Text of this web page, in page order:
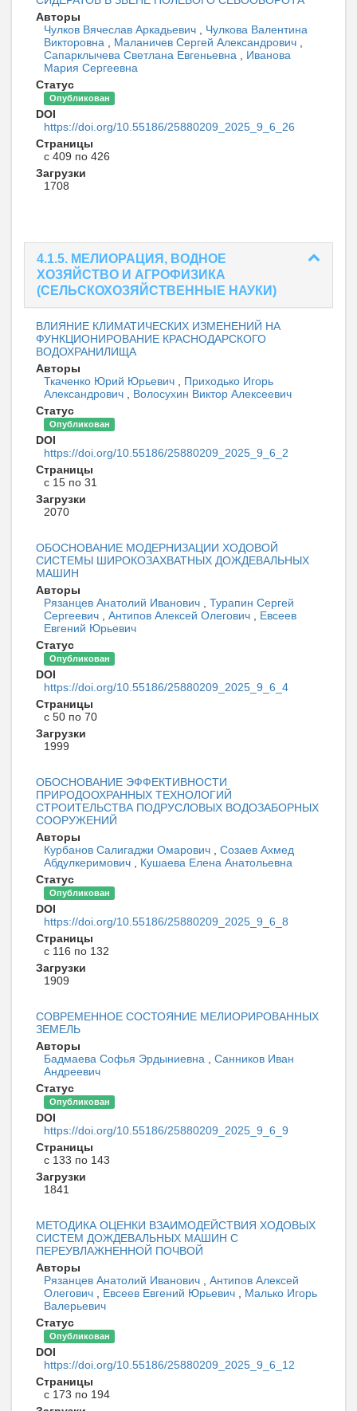
Авторы
Чулков Вячеслав Аркадьевич
Чулкова Валентина
Викторовна
Маланичев Сергей Александрович
Сапарклычева Светлана Евгеньевна
Иванова
Мария Сергеевна
Статус
Опубликован
DOI
https://doi.org/10.55186/25880209_2025_9_6_26
Страницы
с 409 по 426
Загрузки
1708
4.1.5. МЕЛИОРАЦИЯ, ВОДНОЕ
ХОЗЯЙСТВО И АГРОФИЗИКА
(СЕЛЬСКОХОЗЯЙСТВЕННЫЕ НАУКИ)
ВЛИЯНИЕ КЛИМАТИЧЕСКИХ ИЗМЕНЕНИЙ НА
ФУНКЦИОНИРОВАНИЕ КРАСНОДАРСКОГО
ВОДОХРАНИЛИЩА
Авторы
Ткаченко Юрий Юрьевич
Приходько Игорь
Александрович
Волосухин Виктор Алексеевич
Статус
Опубликован
DOI
https://doi.org/10.55186/25880209_2025_9_6_2
Страницы
с 15 по 31
Загрузки
2070
ОБОСНОВАНИЕ МОДЕРНИЗАЦИИ ХОДОВОЙ
СИСТЕМЫ ШИРОКОЗАХВАТНЫХ ДОЖДЕВАЛЬНЫХ
МАШИН
Авторы
Рязанцев Анатолий Иванович
Турапин Сергей
Сергеевич
Антипов Алексей Олегович
Евсеев
Евгений Юрьевич
Статус
Опубликован
DOI
https://doi.org/10.55186/25880209_2025_9_6_4
Страницы
с 50 по 70
Загрузки
1999
ОБОСНОВАНИЕ ЭФФЕКТИВНОСТИ
ПРИРОДООХРАННЫХ ТЕХНОЛОГИЙ
СТРОИТЕЛЬСТВА ПОДРУСЛОВЫХ ВОДОЗАБОРНЫХ
СООРУЖЕНИЙ
Авторы
Курбанов Салигаджи Омарович
Созаев Ахмед
Абдулкеримович
Кушаева Елена Анатольевна
Статус
Опубликован
DOI
https://doi.org/10.55186/25880209_2025_9_6_8
Страницы
с 116 по 132
Загрузки
1909
СОВРЕМЕННОЕ СОСТОЯНИЕ МЕЛИОРИРОВАННЫХ
ЗЕМЕЛЬ
Авторы
Бадмаева Софья Эрдыниевна
Санников Иван
Андреевич
Статус
Опубликован
DOI
https://doi.org/10.55186/25880209_2025_9_6_9
Страницы
с 133 по 143
Загрузки
1841
МЕТОДИКА ОЦЕНКИ ВЗАИМОДЕЙСТВИЯ ХОДОВЫХ
СИСТЕМ ДОЖДЕВАЛЬНЫХ МАШИН С
ПЕРЕУВЛАЖНЕННОЙ ПОЧВОЙ
Авторы
Рязанцев Анатолий Иванович
Антипов Алексей
Олегович
Евсеев Евгений Юрьевич
Малько Игорь
Валерьевич
Статус
Опубликован
DOI
https://doi.org/10.55186/25880209_2025_9_6_12
Страницы
с 173 по 194